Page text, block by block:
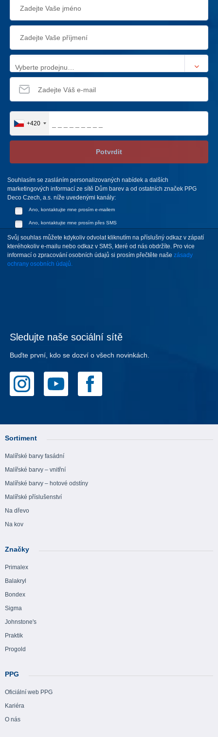
Vyberte prodejnu…
+420
Potvrdit
Souhlasím se zasláním personalizovaných nabídek a dalších
marketingových informací ze sítě Dům barev a od ostatních značek PPG
Deco Czech, a.s. níže uvedenými kanály:
Ano, kontaktujte mne prosím e-mailem
Ano, kontaktujte mne prosím přes SMS
Svůj souhlas můžete kdykoliv odvolat kliknutím na příslušný odkaz v zápatí
kteréhokoliv e-mailu nebo odkaz v SMS, které od nás obdržíte. Pro vice
informací o zpracování osobních údajů si prosím přečtěte naše zásady
ochrany osobních údajů.
Sledujte naše sociální sítě
Buďte první, kdo se dozví o všech novinkách.
Sortiment
Malířské barvy fasádní
Malířské barvy – vnitřní
Malířské barvy – hotové odstíny
Malířské příslušenství
Na dřevo
Na kov
Značky
Primalex
Balakryl
Bondex
Sigma
Johnstone's
Praktik
Progold
PPG
Oficiální web PPG
Kariéra
O nás